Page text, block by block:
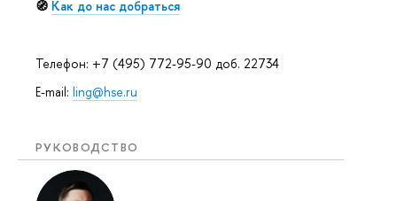
🧭 Как до нас добраться
Телефон: +7 (495) 772-95-90 доб. 22734
E-mail: ling@hse.ru
РУКОВОДСТВО